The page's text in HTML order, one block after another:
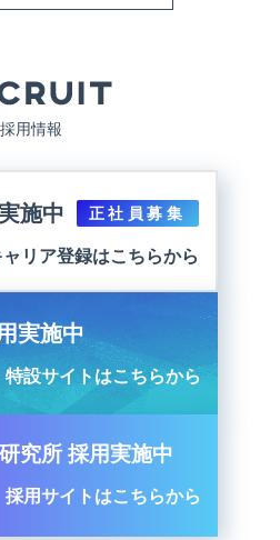
採用情報
施中 正社員募集
ャリア登録はこちらから
実施中
特設サイトはこちらから
究所 採用実施中
採用サイトはこちらから